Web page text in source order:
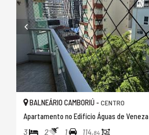
BALNEÁRIO CAMBORIÚ - CENTRO
Apartamento no Edifício Águas de Veneza
3 2 1 114,84